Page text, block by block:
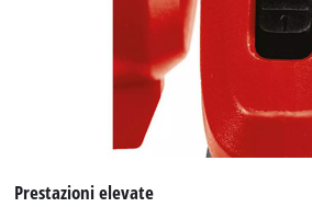
Prestazioni elevate